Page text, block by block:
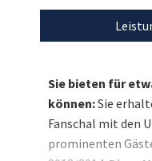
vorangegangene
werfen einen
die Gäste der
Ersteigern Sie im
Charity-
mit Sky
Sie bieten für
können:Sie
Fanschal mit den
prominenten